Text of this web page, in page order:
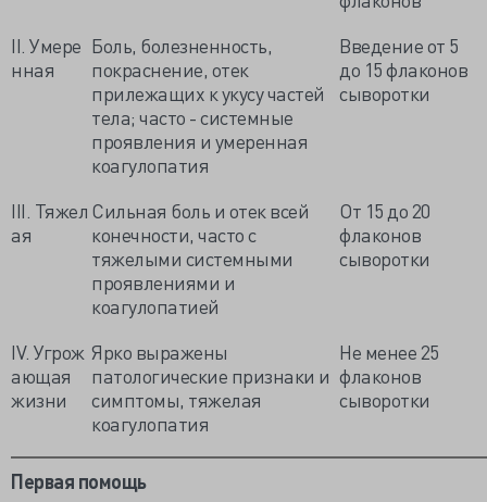
II. Умере
нная
Боль, болезненность,
покраснение, отек
прилежащих к укусу частей
тела; часто - системные
проявления и умеренная
коагулопатия
Введение от 5
до 15 флаконов
сыворотки
III. Тяжел
ая
Сильная боль и отек всей
конечности, часто с
тяжелыми системными
проявлениями и
коагулопатией
От 15 до 20
флаконов
сыворотки
IV. Угрож
ающая
жизни
Ярко выражены
патологические признаки и
симптомы, тяжелая
коагулопатия
Не менее 25
флаконов
сыворотки
Первая помощь